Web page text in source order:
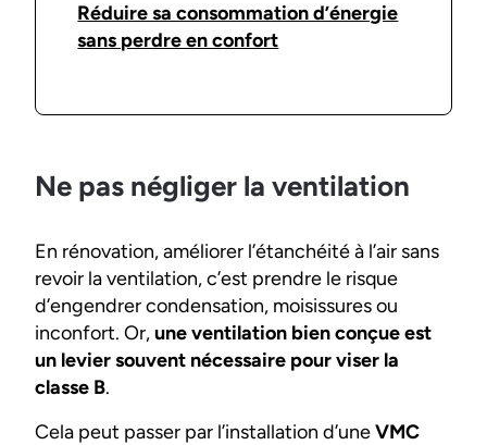
Réduire sa consommation d’énergie
sans perdre en confort
Ne pas négliger la ventilation
En rénovation, améliorer l’étanchéité à l’air sans
revoir la ventilation, c’est prendre le risque
d’engendrer condensation, moisissures ou
inconfort. Or,une ventilation bien conçue est
un levier souvent nécessaire pour viser la
classe B.
Cela peut passer par l’installation d’uneVMC